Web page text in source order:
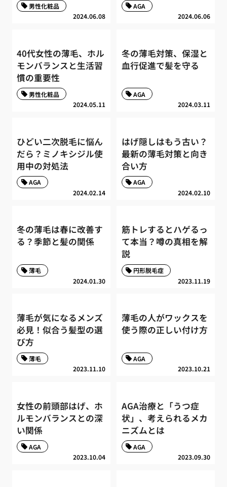
2024.06.08
男性化粧品
2024.06.06
AGA
40代女性の薄毛、ホル
モンバランスと生活習
慣の重要性
2024.05.11
男性化粧品
冬の薄毛対策、保湿と
血行促進で髪を守る
2024.03.11
AGA
ひどい二次脱毛に悩ん
だら？ミノキシジル使
用中の対処法
2024.02.14
AGA
はげ隠しはもう古い？
最新の薄毛対策と向き
合い方
2024.02.10
AGA
冬の薄毛は春に改善す
る？季節と髪の関係
2024.01.30
薄毛
筋トレするとハゲるっ
て本当？噂の真相を解
説
2023.11.19
円形脱毛症
薄毛が気になるメンズ
必見！似合う髪型の選
び方
2023.11.10
薄毛
薄毛の人がワックスを
使う際の正しい付け方
2023.10.21
AGA
女性の前頭部はげ、ホ
ルモンバランスとの深
い関係
2023.10.04
AGA
AGA治療と「うつ症
状」、考えられるメカ
ニズムとは
2023.09.30
AGA